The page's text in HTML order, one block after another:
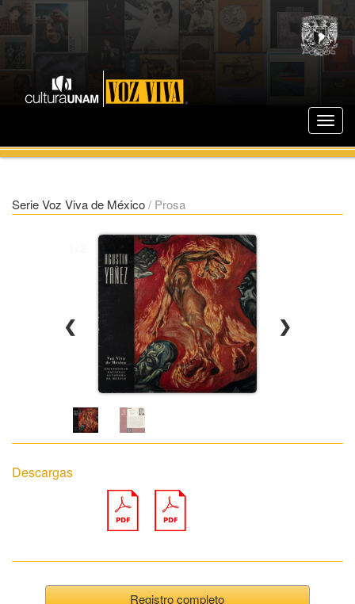
Serie Voz Viva de México/ Prosa
❮ ❯
Descargas
Registro completo